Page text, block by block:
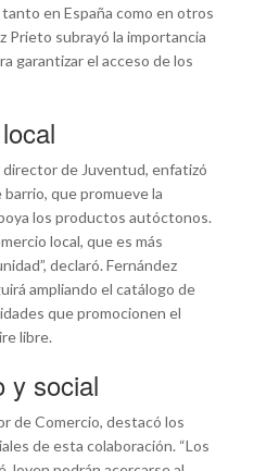
en España como en otros
Prieto subrayó la importancia
garantizar el acceso de los
director de Juventud, enfatizó
que promueve la
los productos autóctonos.
local, que es más
declaró. Fernández
ampliando el catálogo de
que promocionen el
libre.
y social
de Comercio, destacó los
de esta colaboración. “Los